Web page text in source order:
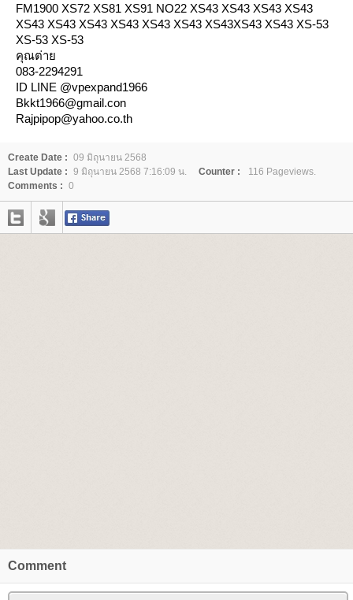
FM1900 XS72 XS81 XS91 NO22 XS43 XS43 XS43 XS43
XS43 XS43 XS43 XS43 XS43 XS43 XS43XS43 XS43 XS-53
XS-53 XS-53
คุณต่า
083-2294291
ID LINE @vpexpand1966
Bkkt1966@gmail.con
Rajpipop@yahoo.co.th
Create Date : 09 มิถุนายน 2568
Last Update : 9 มิถุนายน 2568 7:16:09 น. Counter :
116 Pageviews.
Comments : 0
Comment